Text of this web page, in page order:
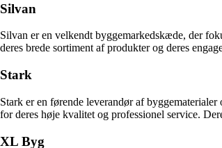
Silvan
Silvan er en velkendt byggemarkedskæde, der
deres brede sortiment af produkter og deres
Stark
Stark er en førende leverandør af
for deres høje kvalitet og professionel service.
XL Byg